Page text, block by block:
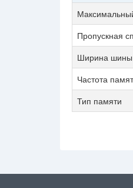
Пропускная
Ширина шины
Частота
Тип памяти